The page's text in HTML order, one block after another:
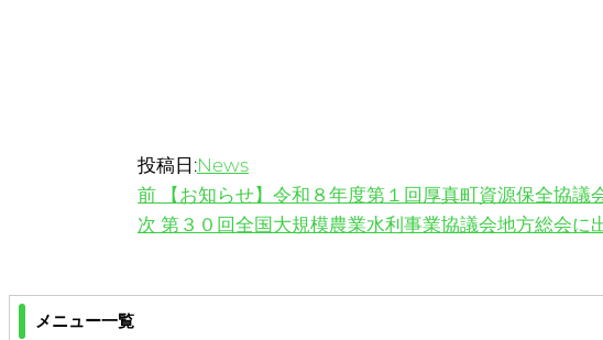
投稿日:News
投
稿
ナ
過
去
前
【お知らせ】令和８年度第１回厚真町資源保全協
次
次 第３０回全国大規模農業水利事業協議会地方総会に
メニュー一覧